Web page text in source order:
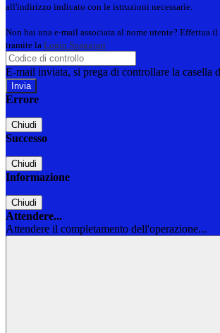
all'indirizzo indicato con le istruzioni necessarie.
Non hai una e-mail associata al nome utente? Effettua il
tramite la Login Spaggiari
E-mail inviata, si prega di controllare la casella
Errore
Chiudi
Successo
Chiudi
Informazione
Chiudi
Attendere...
Attendere il completamento dell'operazione...